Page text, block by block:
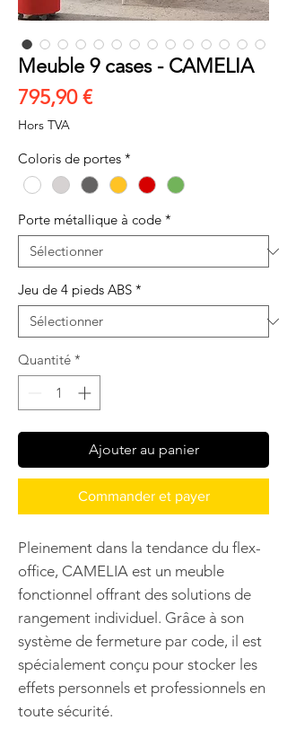
Meuble 9 cases - CAMELIA
795,90 €Prix
Hors TVA
Coloris de portes *
Porte métallique à code *
Jeu de 4 pieds ABS *
Quantité *
Ajouter au panier
Commander et payer
Pleinement dans la tendance du flex-
office, CAMELIA est un meuble
fonctionnel offrant des solutions de
rangement individuel. Grâce à son
système de fermeture par code, il est
spécialement conçu pour stocker les
effets personnels et professionnels en
toute sécurité.